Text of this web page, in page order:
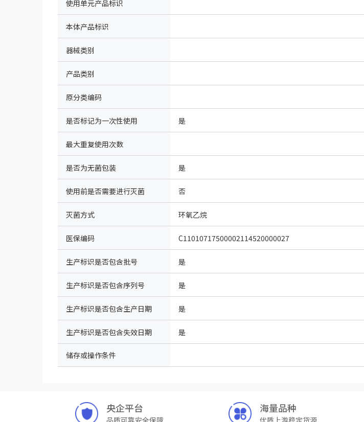
使用单元产品标识
本体产品标识
器械类别
产品类别
原分类编码
是否标记为一次性使用 是
最大重复使用次数
是否为无菌包装 是
使用前是否需要进行灭菌 否
灭菌方式 环氧乙烷
医保编码 C11010717500002114520000027
生产标识是否包含批号 是
生产标识是否包含序列号 是
生产标识是否包含生产日期 是
生产标识是否包含失效日期 是
储存或操作条件
央企平台
品质可靠安全保障
海量品种
优质上游稳定货源